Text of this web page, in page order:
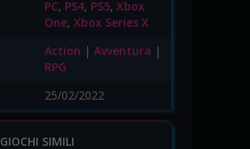
PC, PS4, PS5, Xbox
One, Xbox Series X
Action | Avventura |
RPG
25/02/2022
GIOCHI SIMILI